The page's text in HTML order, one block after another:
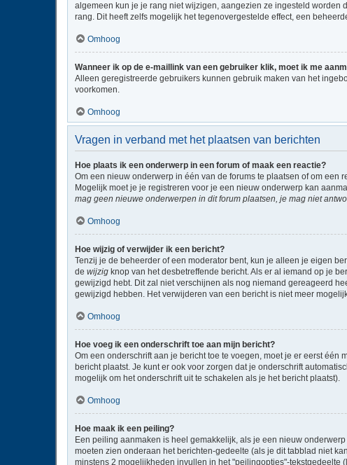
algemeen kun je je rang niet wijzigen, aangezien ze ingesteld worden
rang. Dit heeft zelfs mogelijk het tegenovergestelde effect, een
Omhoog
Wanneer ik op de e-maillink van een gebruiker klik, moet ik me
Alleen geregistreerde gebruikers kunnen gebruik maken van het
voorkomen.
Omhoog
Vragen in verband met het plaatsen van berichten
Hoe plaats ik een onderwerp in een forum of maak een reactie?
Om een nieuw onderwerp in één van de forums te plaatsen of om
Mogelijk moet je je registreren voor je een nieuw onderwerp kan
mag geen nieuwe onderwerpen in dit forum plaatsen, je mag niet
Omhoog
Hoe wijzig of verwijder ik een bericht?
Tenzij je de beheerder of een moderator bent, kun je alleen je eigen
de wijzig knop van het desbetreffende bericht. Als er al iemand op je
gewijzigd hebt. Dit zal niet verschijnen als nog niemand gereageerd
gewijzigd hebben. Het verwijderen van een bericht is niet meer
Omhoog
Hoe voeg ik een onderschrift toe aan mijn bericht?
Om een onderschrift aan je bericht toe te voegen, moet je er eerst
bericht plaatst. Je kunt er ook voor zorgen dat je onderschrift
mogelijk om het onderschrift uit te schakelen als je het bericht plaatst).
Omhoog
Hoe maak ik een peiling?
Een peiling aanmaken is heel gemakkelijk, als je een nieuw
moeten zien onderaan het berichten-gedeelte (als je dit tabblad niet
minstens 2 mogelijkheden invullen in het "peilingopties"-